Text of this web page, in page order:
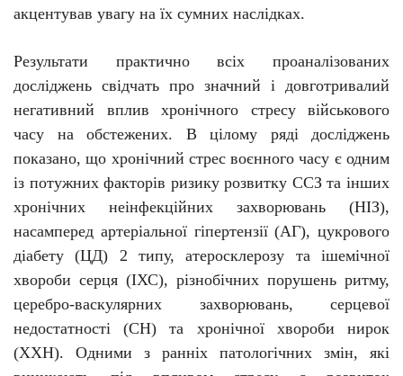
акцентував увагу на їх сумних наслідках.
Результати практично всіх проаналізованих
досліджень свідчать про значний і довготривалий
негативний вплив хронічного стресу військового
часу на обстежених. В цілому ряді досліджень
показано, що хронічний стрес воєнного часу є одним
із потужних факторів ризику розвитку ССЗ та інших
хронічних неінфекційних захворювань (НІЗ),
насамперед артеріальної гіпертензії (АГ), цукрового
діабету (ЦД) 2 типу, атеросклерозу та ішемічної
хвороби серця (ІХС), різнобічних порушень ритму,
церебро-васкулярних захворювань, серцевої
недостатності (СН) та хронічної хвороби нирок
(ХХН). Одними з ранніх патологічних змін, які